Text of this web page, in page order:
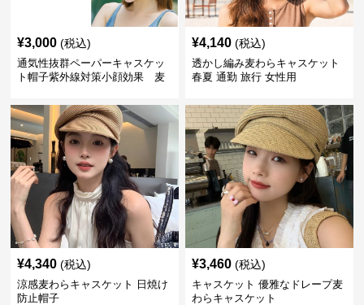
¥3,000 (税込)
通気性抜群ペーパーキャスケッ
ト帽子紫外線対策小顔効果 麦
¥4,140 (税込)
透かし編み麦わらキャスケット
春夏 通勤 旅行 女性用
¥4,340 (税込)
涼感麦わらキャスケット 日焼け
防止帽子
¥3,460 (税込)
キャスケット 優雅なドレープ麦
わらキャスケット